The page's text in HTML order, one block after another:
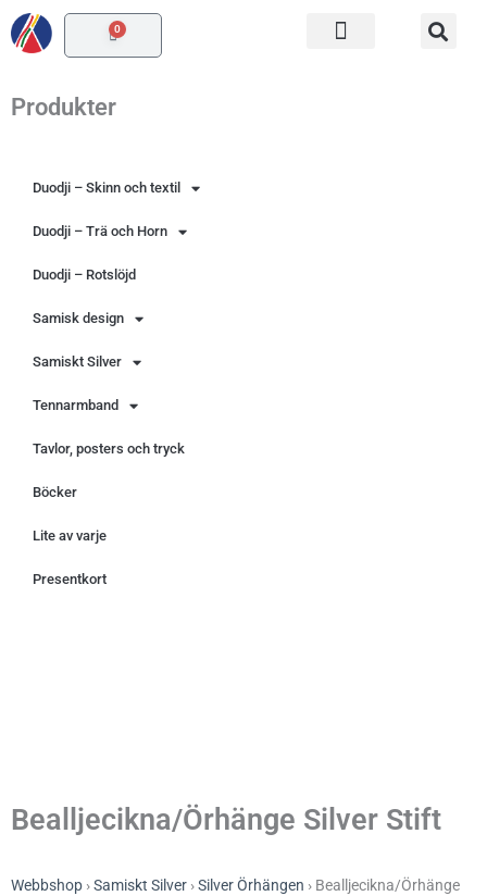
Hoppa
till
0
Varukorg
Produkter
Duodji – Skinn och textil
Duodji – Trä och Horn
Duodji – Rotslöjd
Samisk design
Samiskt Silver
Tennarmband
Tavlor, posters och tryck
Böcker
Lite av varje
Presentkort
Bealljecikna/Örhänge Silver Stift
Webbshop ›Samiskt Silver ›Silver Örhängen › Bealljecikna/Örhänge